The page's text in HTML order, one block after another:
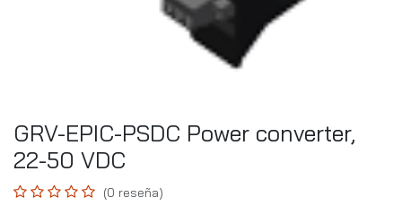
GRV-EPIC-PSDC Power converter,
22-50 VDC
(0 reseña)